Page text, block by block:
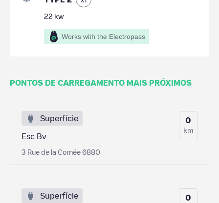
22 kw
Works with the Electropass
PONTOS DE CARREGAMENTO MAIS PRÓXIMOS
Superfície
Esc Bv
3 Rue de la Cornée 6880
0
km
Superfície 0